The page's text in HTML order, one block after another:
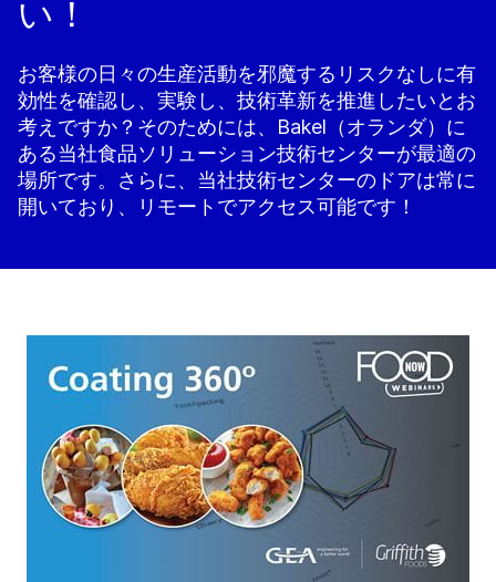
い！
お客様の日々の生産活動を邪魔するリスクなしに有
効性を確認し、実験し、技術革新を推進したいとお
考えですか？そのためには、Bakel（オランダ）に
ある当社食品ソリューション技術センターが最適の
場所です。さらに、当社技術センターのドアは常に
開いており、リモートでアクセス可能です！